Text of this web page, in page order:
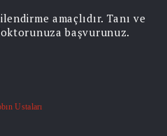
amaçlıdır. Tanı ve
başvurunuz.